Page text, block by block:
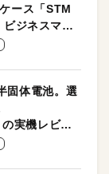
ース「STM
ジネスマン
固体電池。選
実機レビュ